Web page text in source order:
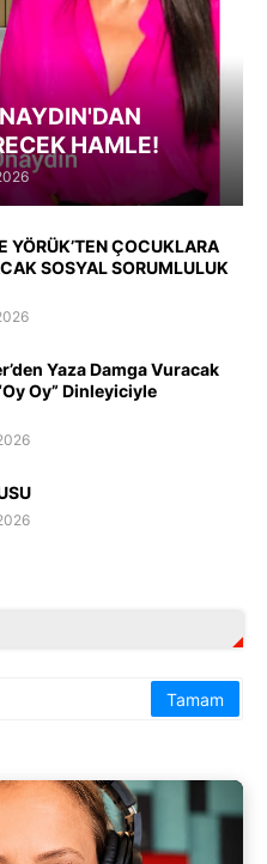
HAMLE!
YÖRÜK’TEN ÇOCUKLARA
SOSYAL SORUMLULUK
Yaza Damga Vuracak
Oy” Dinleyiciyle